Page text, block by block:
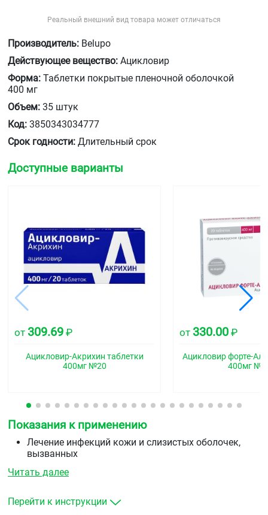
Реальный внешний вид товара может отличаться
Производитель: Belupo
Действующее вещество: Ацикловир
Форма: Таблетки покрытые пленочной оболочкой
400 мг
Объем: 35 штук
Код: 3850343034777
Срок годности: Длительный срок
Доступные варианты
от 309.69 ₽
Ацикловир-Акрихин таблетки
400мг №20
от 330.00 ₽
Ацикловир форте-
400мг
Показания к применению
Лечение инфекций кожи и слизистых оболочек,
вызванных
II,&nbspкак первичных, так и вторичных, включая
Профилактика обострений рецидивирующих
Читать далее
Перейти к инструкции